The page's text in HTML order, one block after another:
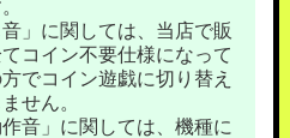
音」に関しては、当店で販
コイン不要仕様になって
でコイン遊戯に切り替え
せん。
作音」に関しては、機種に